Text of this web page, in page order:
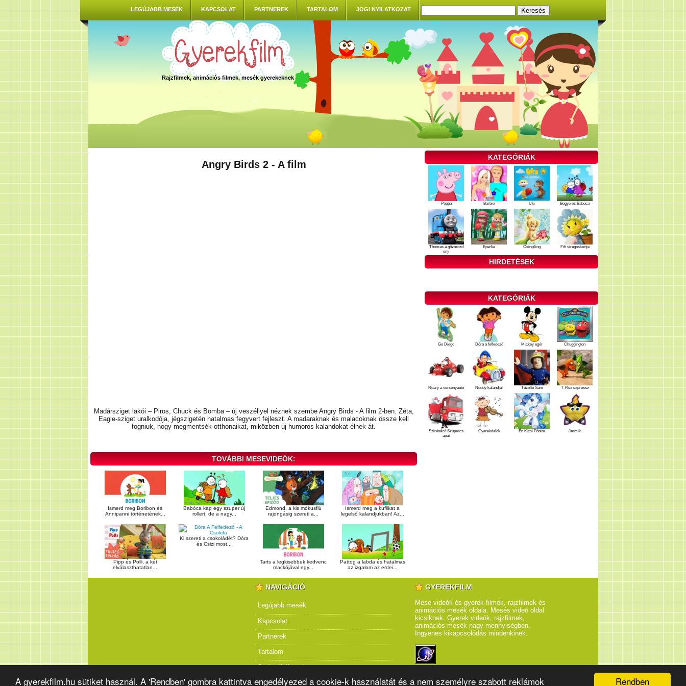
Rendben
A gyerekfilm.hu sütiket használ. A 'Rendben' gombra kattintva engedélyezed a cookie-k használatát és a nem személyre szabott reklámok
LEGÚJABB MESÉK KAPCSOLAT PARTNEREK TARTALOM JOGI NYILATKOZAT
Rajzfilmek, animációs filmek, mesék gyerekeknek
Angry Birds 2 - A film
Madársziget lakói – Piros, Chuck és Bomba – új veszéllyel néznek szembe Angry Birds - A film 2-ben. Zéta,
Eagle-sziget uralkodója, jégszigetén hatalmas fegyvert fejleszt. A madaraknak és malacoknak össze kell
fogniuk, hogy megmentsék otthonaikat, miközben új humoros kalandokat élnek át.
TOVÁBBI MESEVIDEÓK:
Ismerd meg Boribon és
Annipanni történetének...
Babóca kap egy szuper új
rollert, de a nagy...
Edmond, a kis mókusfiú
rajongásig szereti a...
Ismerd meg a kuflikat a
legelső kalandjukban! Az...
Pipp és Polli, a két
elválaszthatatlan...
Ki szereti a csokoládét? Dóra
és Csizi most...
Tarts a legkisebbek kedvenc
mackójával egy...
Pattog a labda és hatalmas
az izgalom az erdei...
KATEGÓRIÁK
Peppa Barbie Uki Bogyó és Babóca
Thomas a gőzmozd
ony
Eperke Csingiling Fifi virágoskertje
HIRDETÉSEK
KATEGÓRIÁK
Go Diego Dóra a felfedező Mickey egér Chuggington
Roary a versenyautó Noddy kalandjai Tűzoltó Sam T-Rex expressz
Szirénázó Szupercs
apat
Gyerekdalok Én Kicsi Pónim Jarmik
NAVIGÁCIÓ
Legújabb mesék
Kapcsolat
Partnerek
Tartalom
Jogi nyilatkozat
GYEREKFILM
Mese videók és gyerek filmek, rajzfilmek és
animációs mesék oldala. Mesés videó oldal
kicsiknek. Gyerek videók, rajzfilmek,
animációs mesék nagy mennyiségben.
Ingyenes kikapcsolódás mindenkinek.